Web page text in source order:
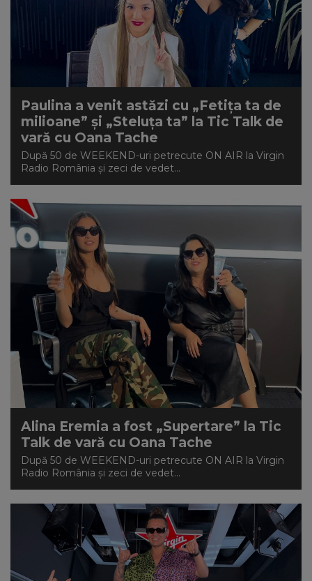
Paulina a venit astăzi cu „Fetița ta de
milioane” și „Steluța ta” la Tic Talk de
vară cu Oana Tache
După 50 de WEEKEND-uri petrecute ON AIR la Virgin
Radio România și zeci de vedet...
Alina Eremia a fost „Supertare” la Tic
Talk de vară cu Oana Tache
După 50 de WEEKEND-uri petrecute ON AIR la Virgin
Radio România și zeci de vedet...